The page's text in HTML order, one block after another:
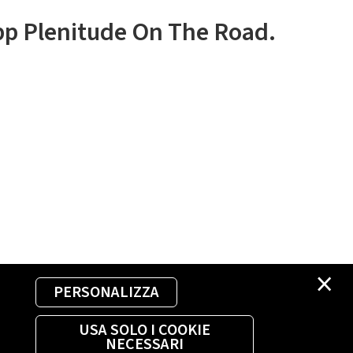
×
PERSONALIZZA
USA SOLO I COOKIE
NECESSARI
Plenitude On The Road.